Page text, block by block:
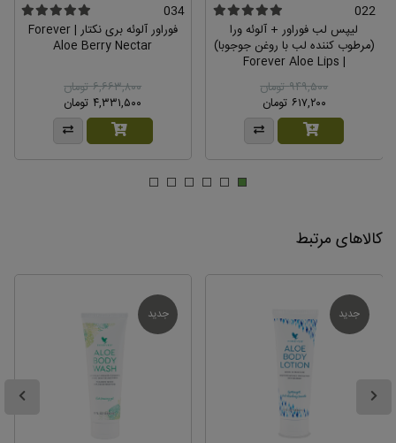
022
لیپس لب فوراور + آلوئه ورا
(مرطوب کننده لب با روغن جوجوبا)
| Forever Aloe Lips
۹۴۹,۵۰۰ تومان
۶۱۷,۲۰۰ تومان
034
فوراور آلوئه بری نکتار | Forever
Aloe Berry Nectar
۶,۶۶۳,۸۰۰ تومان
۴,۳۳۱,۵۰۰ تومان
کالاهای مرتبط
جدید جدید